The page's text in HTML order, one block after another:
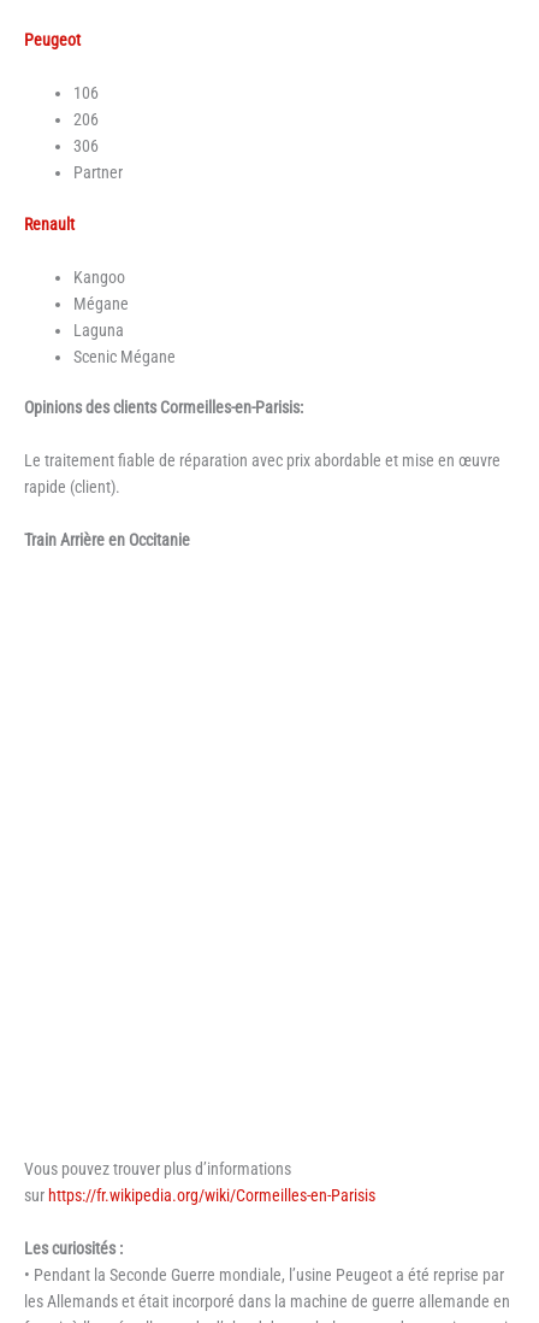
Peugeot
106
206
306
Partner
Renault
Kangoo
Mégane
Laguna
Scenic Mégane
Opinions des clients Cormeilles-en-Parisis:
Le traitement fiable de réparation avec prix abordable et mise en œuvre
rapide (client).
Train Arrière en Occitanie
Vous pouvez trouver plus d’informations
sur https://fr.wikipedia.org/wiki/Cormeilles-en-Parisis
Les curiosités :
• Pendant la Seconde Guerre mondiale, l’usine Peugeot a été reprise par
les Allemands et était incorporé dans la machine de guerre allemande en